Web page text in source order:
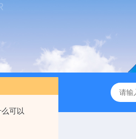
可以
旋转圆盘电极装置（中国代理）